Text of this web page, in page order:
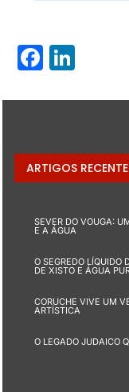
ARTIGOS
SEVER DO VOUGA:
E A ÁGUA
O SEGREDO LÍQUIDO
DE XISTO E ÁGUA
CORUCHE VIVE UM
ARTÍSTICA
O LEGADO JUDAICO